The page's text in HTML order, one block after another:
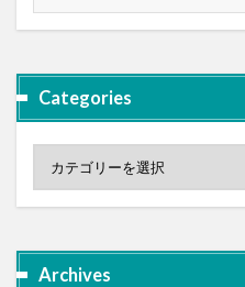
Categories
Archives